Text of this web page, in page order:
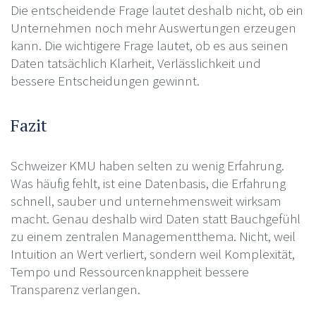
Die entscheidende Frage lautet deshalb nicht, ob ein
Unternehmen noch mehr Auswertungen erzeugen
kann. Die wichtigere Frage lautet, ob es aus seinen
Daten tatsächlich Klarheit, Verlässlichkeit und
bessere Entscheidungen gewinnt.
Fazit
Schweizer KMU haben selten zu wenig Erfahrung.
Was häufig fehlt, ist eine Datenbasis, die Erfahrung
schnell, sauber und unternehmensweit wirksam
macht. Genau deshalb wird Daten statt Bauchgefühl
zu einem zentralen Managementthema. Nicht, weil
Intuition an Wert verliert, sondern weil Komplexität,
Tempo und Ressourcenknappheit bessere
Transparenz verlangen.